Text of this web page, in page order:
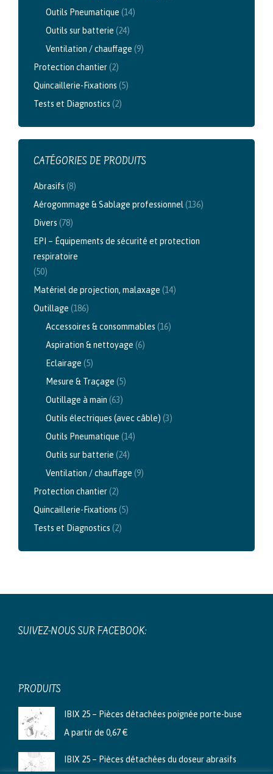
Outils Pneumatique (14)
Outils sur batterie (24)
Ventilation / chauffage (9)
Protection chantier(2)
Quincaillerie-Fixations (5)
Tests et Diagnostics (2)
CATÉGORIES DE PRODUITS
Abrasifs (8)
Aérogommage & Sablage professionnel (136)
Divers (78)
EPI – Équipements de sécurité et protection
respiratoire
(50)
Matériel de projection, malaxage (14)
Outillage (186)
Accessoires & consommables (16)
Aspiration & nettoyage (6)
Eclairage (5)
Mesure & Traçage (5)
Outillage à main (63)
Outils électriques (avec câble) (3)
Outils Pneumatique (14)
Outils sur batterie (24)
Ventilation / chauffage (9)
Protection chantier(2)
Quincaillerie-Fixations (5)
Tests et Diagnostics (2)
SUIVEZ-NOUS SUR FACEBOOK:
PRODUITS
IBIX 25 – Pièces détachées poignée porte-buse
A partir de 0,67€
IBIX 25 – Pièces détachées du doseur abrasifs